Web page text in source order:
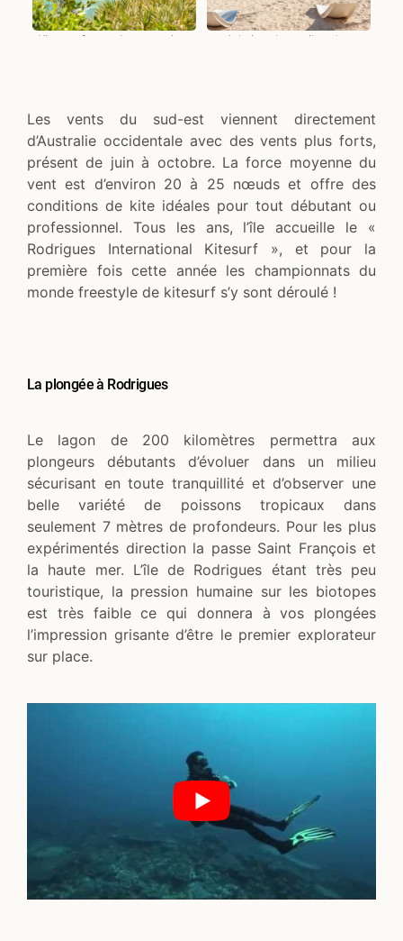
Kite surf sous les cocotiers
Admirez les voiles des
Les vents du sud-est viennent directement
d’Australie occidentale avec des vents plus forts,
présent de juin à octobre. La force moyenne du
vent est d’environ 20 à 25 nœuds et offre des
conditions de kite idéales pour tout débutant ou
professionnel. Tous les ans, l’île accueille le «
Rodrigues International Kitesurf », et pour la
première fois cette année les championnats du
monde freestyle de kitesurf s’y sont déroulé !
La plongée à Rodrigues
Le lagon de 200 kilomètres permettra aux
plongeurs débutants d’évoluer dans un milieu
sécurisant en toute tranquillité et d’observer une
belle variété de poissons tropicaux dans
seulement 7 mètres de profondeurs. Pour les plus
expérimentés direction la passe Saint François et
la haute mer. L’île de Rodrigues étant très peu
touristique, la pression humaine sur les biotopes
est très faible ce qui donnera à vos plongées
l’impression grisante d’être le premier explorateur
sur place.